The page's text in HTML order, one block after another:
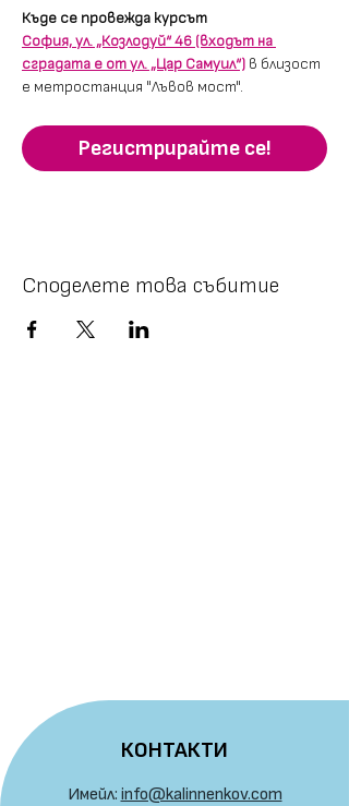
Къде се провежда курсът
София, ул. „Козлодуй“ 46 (входът на
сградата е от ул. „Цар Самуил“) в близост
е метростанция "Лъвов мост".
Регистрирайте се!
Споделете това събитие
КОНТАКТИ
Имейл: info@kalinnenkov.com